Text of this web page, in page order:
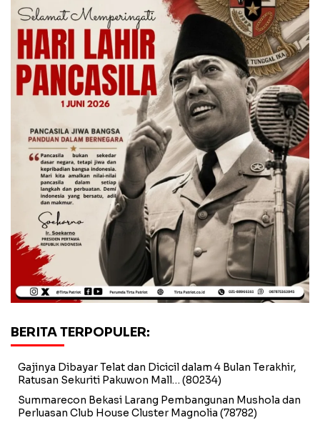
BERITA TERPOPULER:
Gajinya Dibayar Telat dan Dicicil dalam 4 Bulan Terakhir,
Ratusan Sekuriti Pakuwon Mall… (80234)
Summarecon Bekasi Larang Pembangunan Mushola dan
Perluasan Club House Cluster Magnolia (78782)